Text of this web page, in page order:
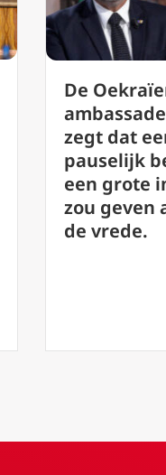
Vrede’:
muziek
weg